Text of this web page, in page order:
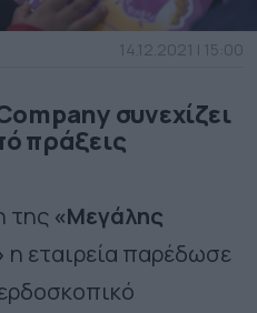
14.12.2021 | 15:00
συνεχίζει
πράξεις
της «Μεγάλης
η εταιρεία παρέδωσε